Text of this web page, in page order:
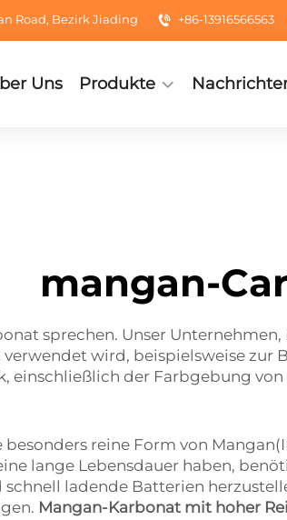
Road, Bezirk Jiading +86-13916566563
Uns Produkte
mangan-
sprechen. Unser
wird, beispielsweise
einschließlich der Farbgebung
reine Form von
lange Lebensdauer haben,
ladende Batterien
Mangan-Karbonat mit hoher